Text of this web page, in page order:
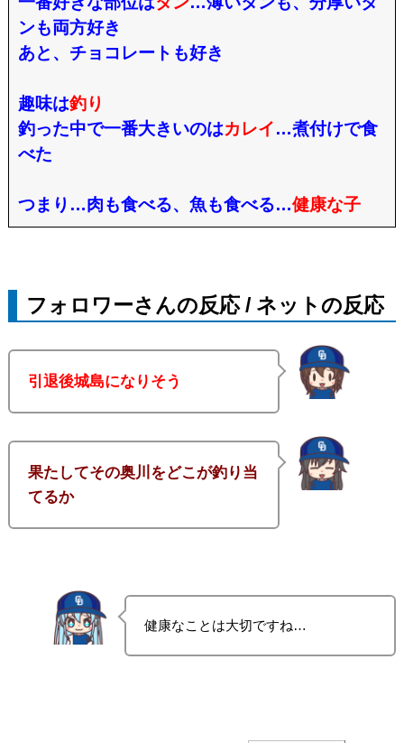
ンも両方好き
あと、チョコレートも好き
趣味は釣り
釣った中で一番大きいのはカレイ…煮付けで食
べた
つまり…肉も食べる、魚も食べる…健康な子
フォロワーさんの反応 / ネットの反応
引退後城島になりそう
果たしてその奥川をどこが釣り当
てるか
健康なことは大切ですね…